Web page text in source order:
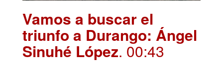
Vamos a buscar el
triunfo a Durango: Ángel
Sinuhé López. 00:43